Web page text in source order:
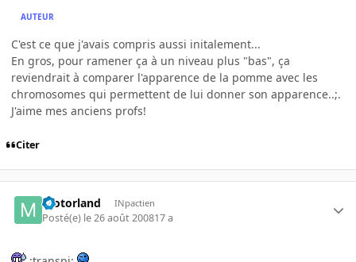
AUTEUR
C'est ce que j'avais compris aussi initalement...
En gros, pour ramener ça à un niveau plus "bas", ça
reviendrait à comparer l'apparence de la pomme avec les
chromosomes qui permettent de lui donner son apparence..;.
J'aime mes anciens profs!
Citer
motorland INpactien
Posté(e) le 26 août 200817 a